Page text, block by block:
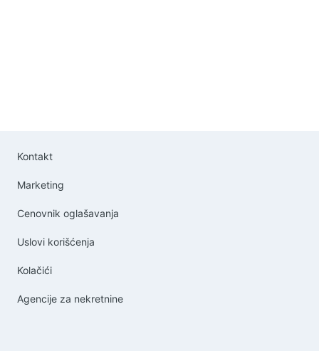
Kontakt
Marketing
Cenovnik oglašavanja
Uslovi korišćenja
Kolačići
Agencije za nekretnine